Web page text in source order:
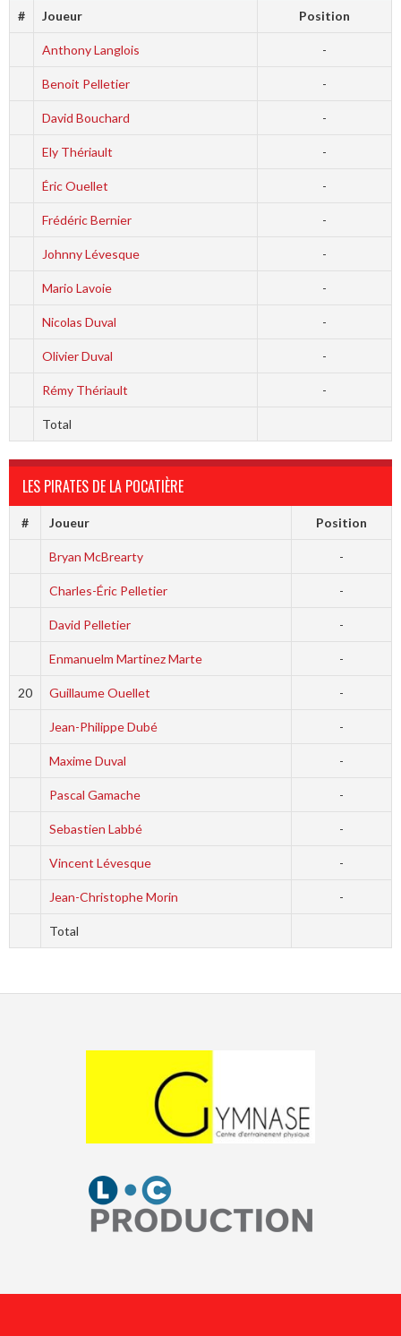
# Joueur Position
Anthony Langlois -
Benoit Pelletier -
David Bouchard -
Ely Thériault -
Éric Ouellet -
Frédéric Bernier -
Johnny Lévesque -
Mario Lavoie -
Nicolas Duval -
Olivier Duval -
Rémy Thériault -
Total
LES PIRATES DE LA POCATIÈRE
# Joueur Position
Bryan McBrearty -
Charles-Éric Pelletier -
David Pelletier -
Enmanuelm Martinez Marte -
20 Guillaume Ouellet -
Jean-Philippe Dubé -
Maxime Duval -
Pascal Gamache -
Sebastien Labbé -
Vincent Lévesque -
Jean-Christophe Morin -
Total